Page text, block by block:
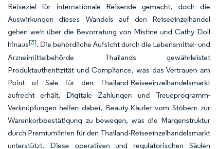
Reiseziel für internationale Reisende gemacht, doch die
Auswirkungen dieses Wandels auf den Reiseeinzelhandel
gehen weit über die Bevorratung von Mistine und Cathy Doll
hinaus[3]. Die behördliche Aufsicht durch die Lebensmittel- und
Arzneimittelbehörde Thailands gewährleistet
Produktauthentizität und Compliance, was das Vertrauen am
Point of Sale für den Thailand-Reiseeinzelhandelsmarkt
aufrecht erhält. Digitale Zahlungen und Treueprogramm-
Verknüpfungen helfen dabei, Beauty-Käufer vom Stöbern zur
Warenkorbbestätigung zu bewegen, was die Margenstruktur
durch Premiumlinien für den Thailand-Reiseeinzelhandelsmarkt
unterstützt. Diese operativen und regulatorischen Säulen